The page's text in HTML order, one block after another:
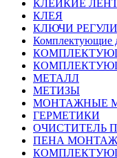
КЛЕЙКИЕ
КЛЕЯ
КЛЮЧИ
Комплектующие
МЕТАЛЛ
МЕТИЗЫ
МОНТАЖНЫЕ
ГEPМЕТИКИ
ОЧИСТИТЕЛЬ
ПЕНА